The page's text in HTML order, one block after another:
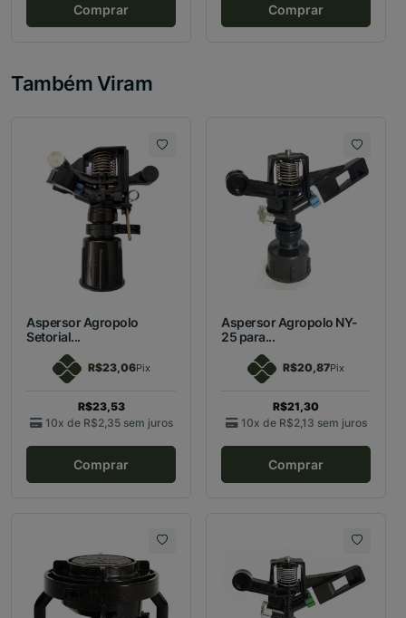
Comprar Comprar
Também Viram
Aspersor Agropolo
Setorial...
R$23,06Pix
R$23,53
10x de R$2,35 sem juros
Comprar
Aspersor Agropolo NY-
25 para...
R$20,87Pix
R$21,30
10x de R$2,13 sem juros
Comprar